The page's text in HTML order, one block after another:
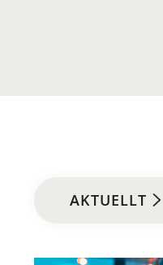
AKTUELLT